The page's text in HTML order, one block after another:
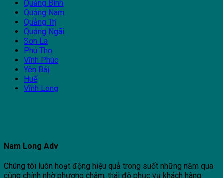
Quảng Bình
Quảng Nam
Quảng Trị
Quảng Ngãi
Sơn La
Phú Thọ
Vĩnh Phúc
Yên Bái
Huế
Vĩnh Long
Nam Long Adv
Chúng tôi luôn hoạt động hiệu quả trong suốt những năm qua
cũng chính nhờ phương châm, thái độ phục vụ khách hàng